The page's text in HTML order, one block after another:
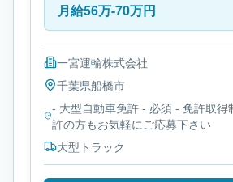
月給56万-70万円
一宮運輸株式会社
千葉県船橋市
- 大型自動車免許 - 必須 - 免許取得
許の方もお気軽にご応募下さい
大型トラック